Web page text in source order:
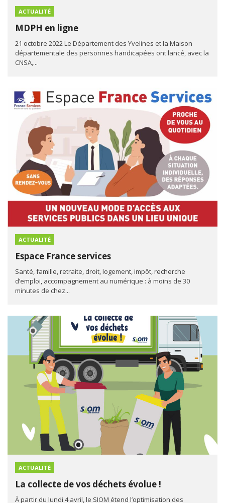
ACTUALITÉ
MDPH en ligne
21 octobre 2022 Le Département des Yvelines et la Maison
départementale des personnes handicapées ont lancé, avec la
CNSA,...
ACTUALITÉ
Espace France services
Santé, famille, retraite, droit, logement, impôt, recherche
d’emploi, accompagnement au numérique : à moins de 30
minutes de chez...
ACTUALITÉ
La collecte de vos déchets évolue !
À partir du lundi 4 avril, le SIOM étend l’optimisation des